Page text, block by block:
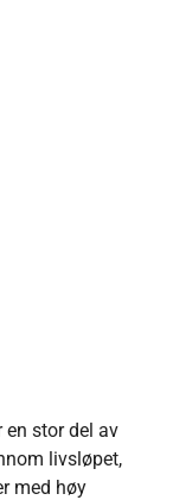
stor del av
livsløpet,
med høy